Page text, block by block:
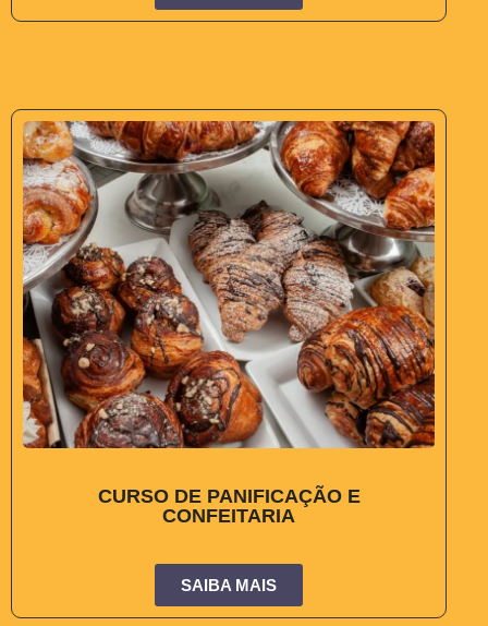
CURSO DE PANIFICAÇÃO E
CONFEITARIA
SAIBA MAIS